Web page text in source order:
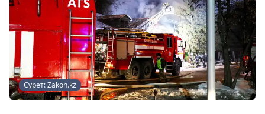
Сурет: Zakon.kz